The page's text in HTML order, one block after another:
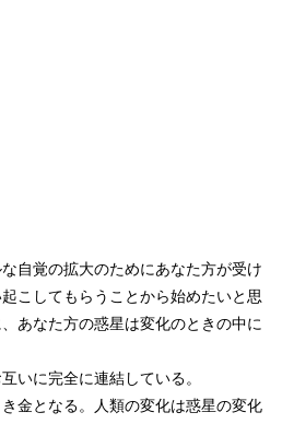
自覚の拡大のためにあなた方が受け
こしてもらうことから始めたいと思
あなた方の惑星は変化のときの中に
いに完全に連結している。
金となる。人類の変化は惑星の変化